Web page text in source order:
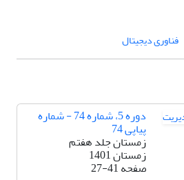
فناوری دیجیتال
دوره 5، شماره 74 - شماره
پیاپی 74
زمستان جلد هفتم
زمستان 1401
صفحه27-41